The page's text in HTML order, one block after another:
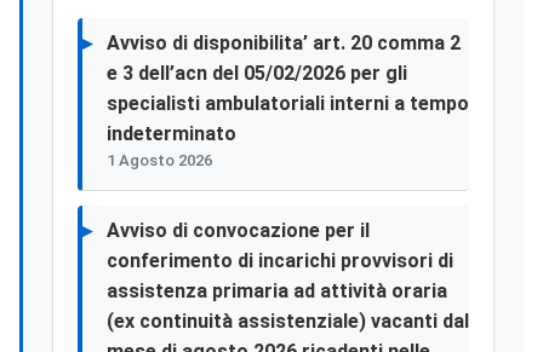
Avviso di disponibilita’ art. 20 comma 2
e 3 dell’acn del 05/02/2026 per gli
specialisti ambulatoriali interni a tempo
indeterminato
1 Agosto 2026
Avviso di convocazione per il
conferimento di incarichi provvisori di
assistenza primaria ad attività oraria
(ex continuità assistenziale) vacanti dal